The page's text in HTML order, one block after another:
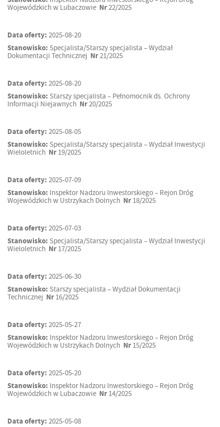
Wojewódzkich w Lubaczowie Nr22/2025
Data oferty: 2025-08-20
Stanowisko: Specjalista/Starszy specjalista – Wydział
Dokumentacji Technicznej Nr21/2025
Data oferty: 2025-08-20
Stanowisko: Starszy specjalista – Pełnomocnik ds. Ochrony
Informacji Niejawnych Nr20/2025
Data oferty: 2025-08-05
Stanowisko: Specjalista/Starszy specjalista – Wydział Inwestycji
Wieloletnich Nr 19/2025
Data oferty: 2025-07-09
Stanowisko: Inspektor Nadzoru Inwestorskiego – Rejon Dróg
Wojewódzkich w Ustrzykach Dolnych Nr 18/2025
Data oferty: 2025-07-03
Stanowisko: Specjalista/Starszy specjalista – Wydział Inwestycji
Wieloletnich Nr 17/2025
Data oferty: 2025-06-30
Stanowisko: Starszy specjalista – Wydział Dokumentacji
Technicznej Nr 16/2025
Data oferty: 2025-05-27
Stanowisko: Inspektor Nadzoru Inwestorskiego – Rejon Dróg
Wojewódzkich w Ustrzykach Dolnych Nr 15/2025
Data oferty: 2025-05-20
Stanowisko: Inspektor Nadzoru Inwestorskiego – Rejon Dróg
Wojewódzkich w Lubaczowie Nr 14/2025
Data oferty: 2025-05-08